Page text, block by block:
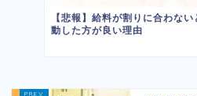
【悲報】給料が割りに合わな
動した方が良い理由